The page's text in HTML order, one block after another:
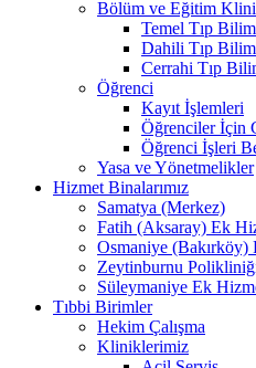
Bölüm ve Eğitim
Temel Tıp
Dahili Tıp
Cerrahi Tıp
Öğrenci
Kayıt İşlemleri
Öğrenciler İçin
Öğrenci İşleri
Yasa ve Yönetmelikler
Hizmet Binalarımız
Samatya (Merkez)
Fatih (Aksaray) Ek
Osmaniye
Zeytinburnu
Süleymaniye Ek
Tıbbi Birimler
Hekim Çalışma
Kliniklerimiz